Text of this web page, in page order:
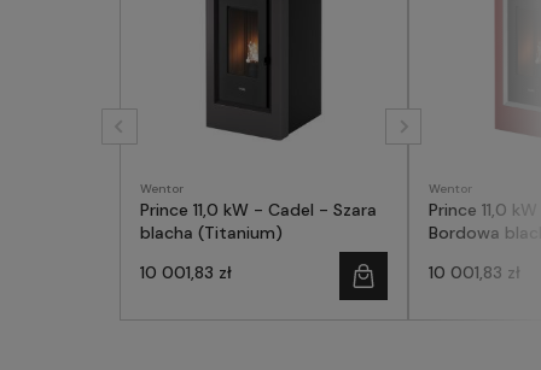
Wentor
Prince 11,0 kW - Cadel - Szara
blacha (Titanium)
10 001,83 zł
Wentor
Prince 11,0
Bordowa
10 001,83 zł